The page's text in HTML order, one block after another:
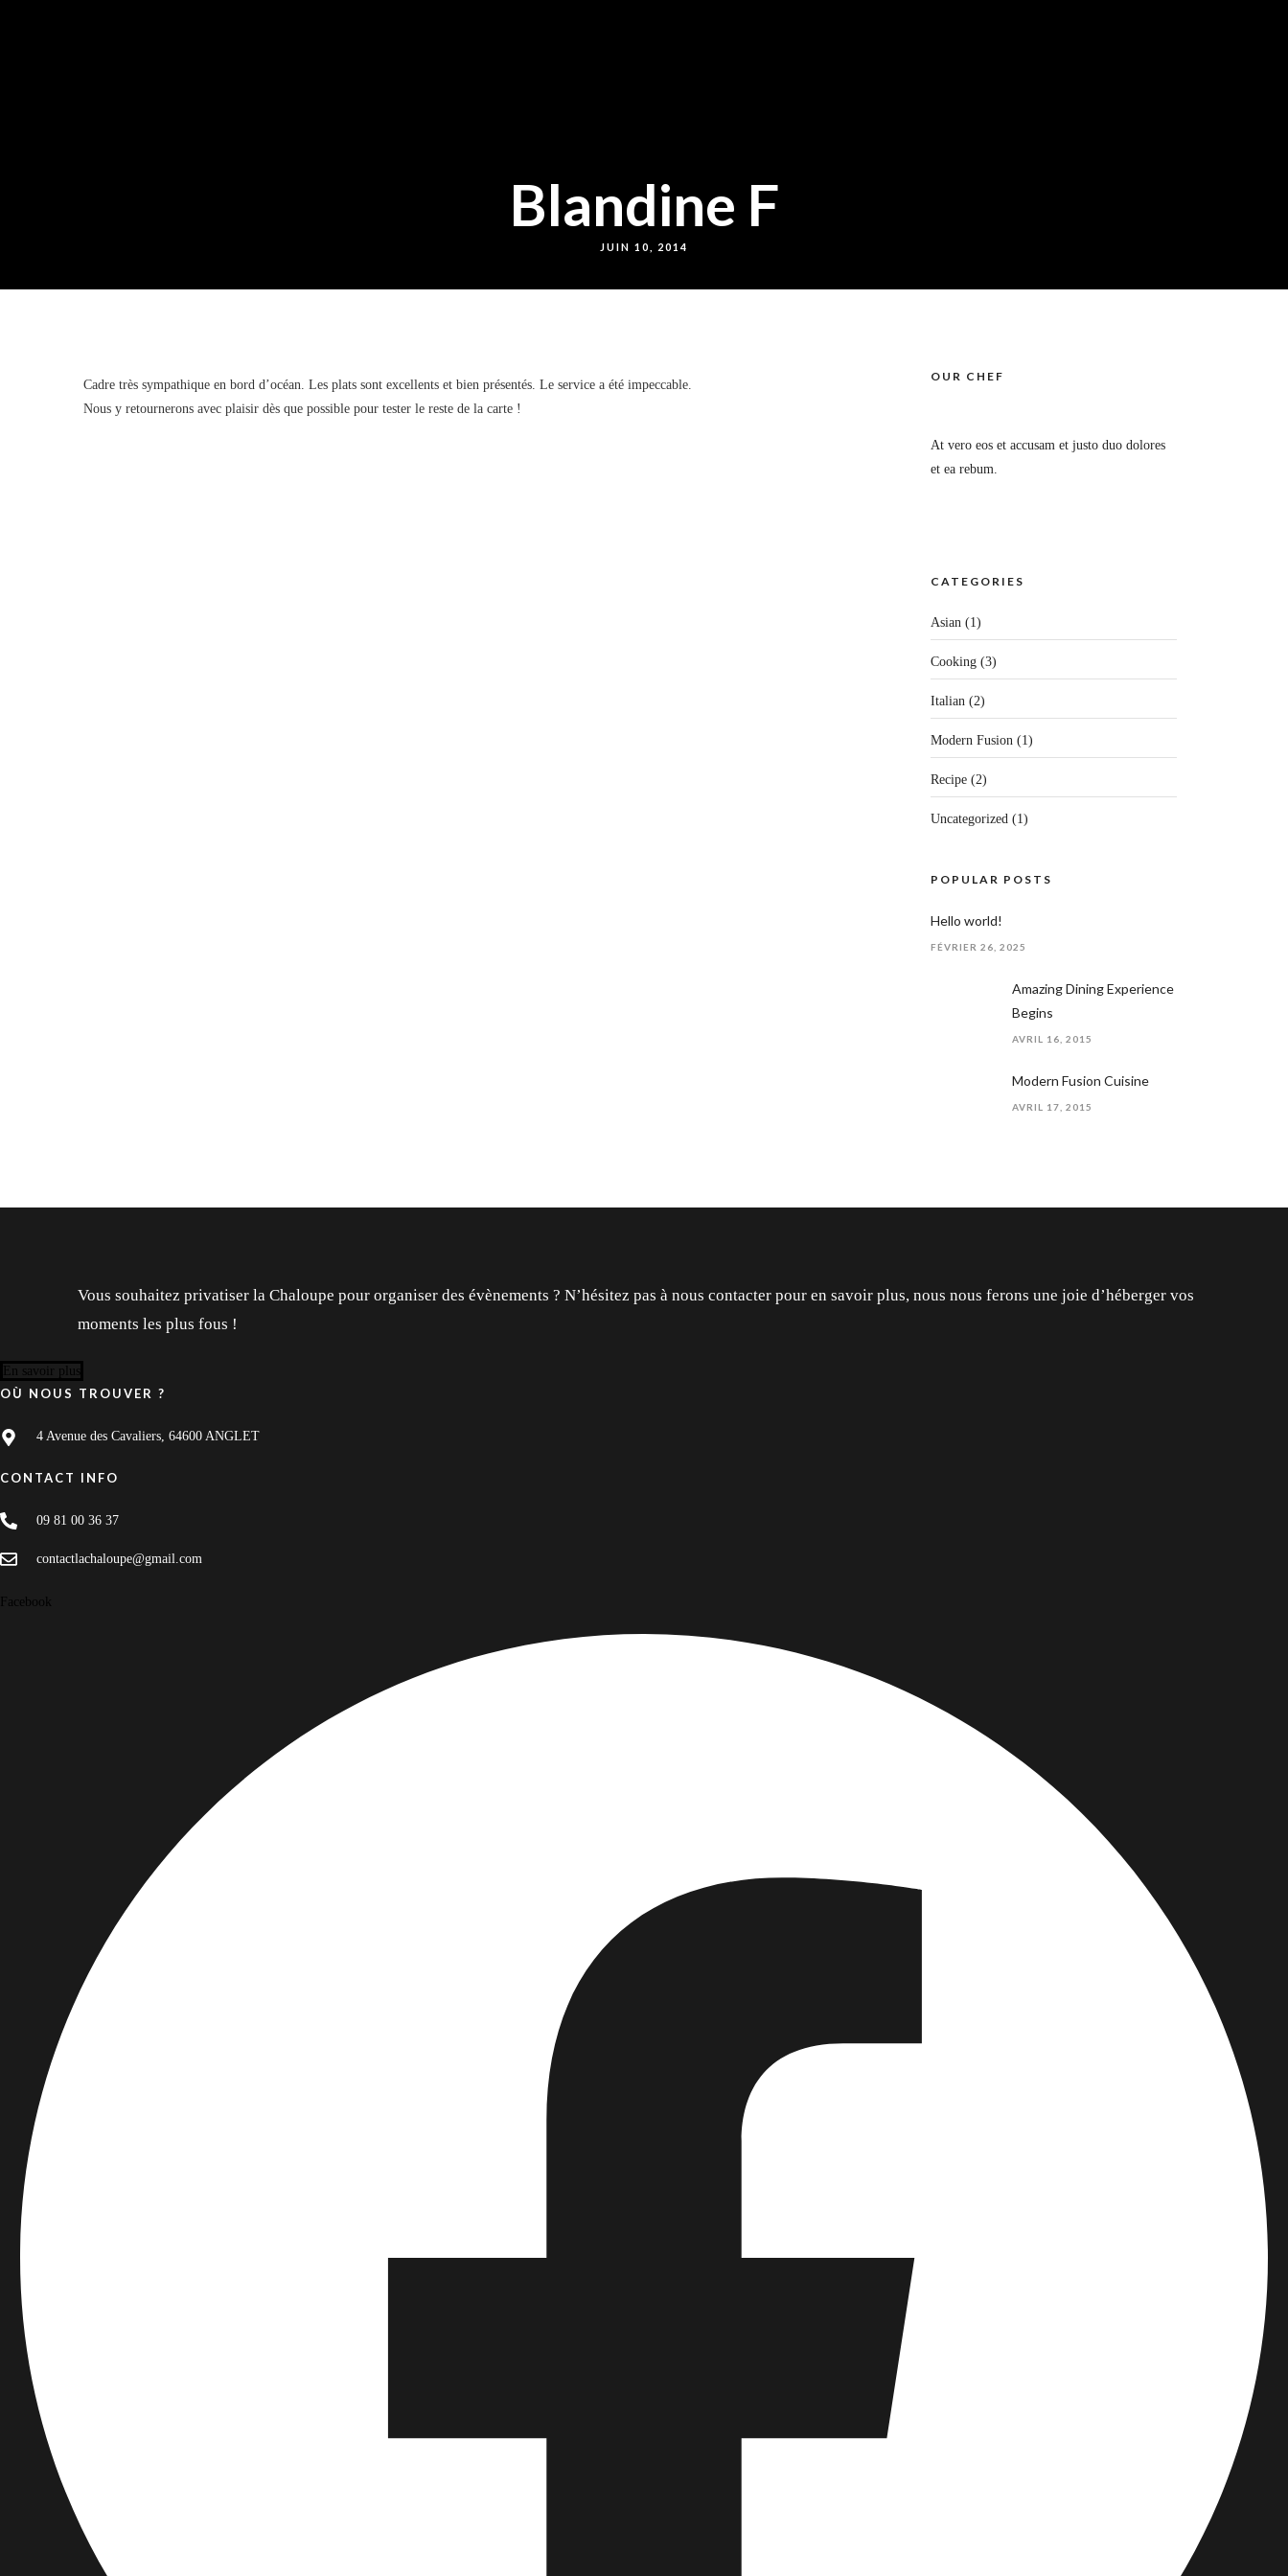
Instagram
Blandine F
JUIN 10, 2014
Cadre très sympathique en bord d’océan. Les plats sont excellents et bien présentés. Le service a été impeccable.
Nous y retournerons avec plaisir dès que possible pour tester le reste de la carte !
OUR CHEF
At vero eos et accusam et justo duo dolores
et ea rebum.
CATEGORIES
Asian (1)
Cooking (3)
Italian (2)
Modern Fusion (1)
Recipe (2)
Uncategorized (1)
POPULAR POSTS
Hello world!
FÉVRIER 26, 2025
Amazing Dining Experience
Begins
AVRIL 16, 2015
Modern Fusion Cuisine
AVRIL 17, 2015
Vous souhaitez privatiser la Chaloupe pour organiser des évènements ? N’hésitez pas à nous contacter pour en savoir plus, nous nous ferons une joie d’héberger vos
moments les plus fous !
En savoir plus
OÙ NOUS TROUVER ?
4 Avenue des Cavaliers, 64600 ANGLET
CONTACT INFO
09 81 00 36 37
contactlachaloupe@gmail.com
Facebook